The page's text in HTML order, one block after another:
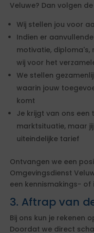
Veluwe? Dan volgen
Wij stellen jou voor
Indien er
motivatie, diploma's,
wij voor het
We stellen
waarin jouw
komt
Je krijgt van ons
marktsituatie, maar
uiteindelijke tarief
Ontvangen we een
Omgevingsdienst
een kennismakings- of
3. Aftrap van
Bij ons kun je rekenen
Doordat we direct